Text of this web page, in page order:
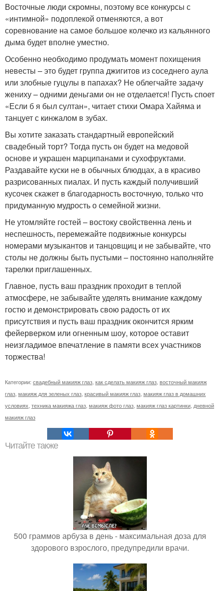
Восточные люди скромны, поэтому все конкурсы с
«интимной» подоплекой отменяются, а вот
соревнование на самое большое колечко из кальянного
дыма будет вполне уместно.
Особенно необходимо продумать момент похищения
невесты – это будет группа джигитов из соседнего аула
или злобные гуцулы в папахах? Не облегчайте задачу
жениху – одними деньгами он не отделается! Пусть споет
«Если б я был султан», читает стихи Омара Хайяма и
танцует с кинжалом в зубах.
Вы хотите заказать стандартный европейский
свадебный торт? Тогда пусть он будет на медовой
основе и украшен марципанами и сухофруктами.
Раздавайте куски не в обычных блюдцах, а в красиво
разрисованных пиалах. И пусть каждый получивший
кусочек скажет в благодарность восточную, только что
придуманную мудрость о семейной жизни.
Не утомляйте гостей – востоку свойственна лень и
неспешность, перемежайте подвижные конкурсы
номерами музыкантов и танцовщиц и не забывайте, что
столы не должны быть пустыми – постоянно наполняйте
тарелки приглашенных.
Главное, пусть ваш праздник проходит в теплой
атмосфере, не забывайте уделять внимание каждому
гостю и демонстрировать свою радость от их
присутствия и пусть ваш праздник окончится ярким
фейерверком или огненным шоу, которое оставит
неизгладимое впечатление в памяти всех участников
торжества!
Категории: свадебный макияж глаз как сделать макияж глаз восточный макияж
глаз макияж для зеленых глаз красивый макияж глаз макияж глаз в домашних
условиях техника макияжа глаз макияж фото глаз макияж глаз картинки дневной
макияж глаз
Читайте также
500 граммов арбуза в день - максимальная доза для
здорового взрослого, предупредили врачи.